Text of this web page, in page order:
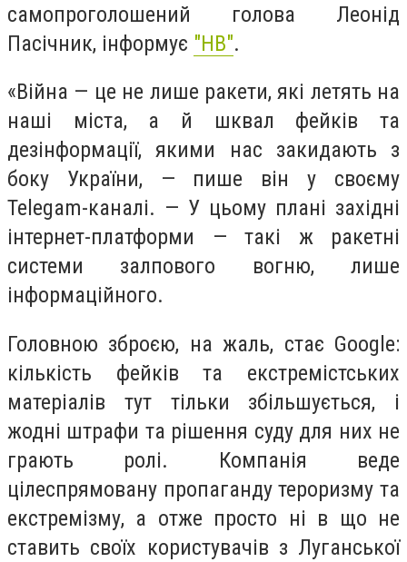
самопроголошений голова Леонід
Пасічник, інформує "НВ".
«Війна — це не лише ракети, які летять на
наші міста, а й шквал фейків та
дезінформації, якими нас закидають з
боку України, — пише він у своєму
Telegam-каналі. — У цьому плані західні
інтернет-платформи — такі ж ракетні
системи залпового вогню, лише
інформаційного.
Головною зброєю, на жаль, стає Google:
кількість фейків та екстремістських
матеріалів тут тільки збільшується, і
жодні штрафи та рішення суду для них не
грають ролі. Компанія веде
цілеспрямовану пропаганду тероризму та
екстремізму, а отже просто ні в що не
ставить своїх користувачів з Луганської